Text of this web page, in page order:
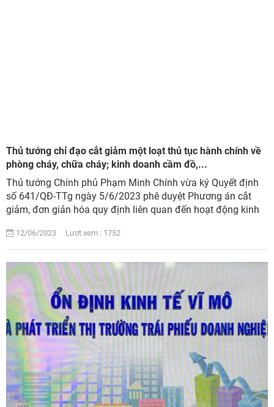
Thủ tướng chỉ đạo cắt giảm một loạt thủ tục hành chính về
phòng cháy, chữa cháy; kinh doanh cầm đồ,...
Thủ tướng Chính phủ Phạm Minh Chính vừa ký Quyết định
số 641/QĐ-TTg ngày 5/6/2023 phê duyệt Phương án cắt
giảm, đơn giản hóa quy định liên quan đến hoạt động kinh
12/06/2023 Lượt xem : 1752